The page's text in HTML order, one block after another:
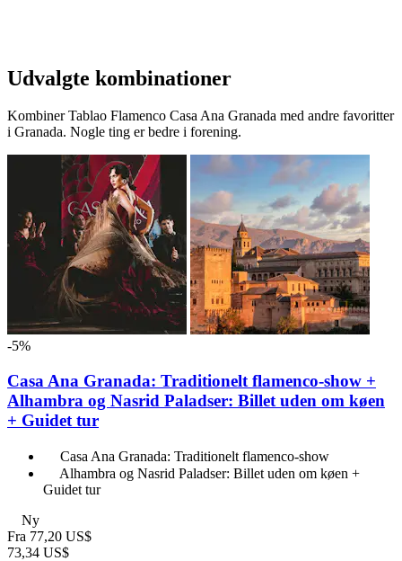
Udvalgte kombinationer
Kombiner Tablao Flamenco Casa Ana Granada med andre favoritter
i Granada. Nogle ting er bedre i forening.
-5%
Casa Ana Granada: Traditionelt flamenco-show +
Alhambra og Nasrid Paladser: Billet uden om køen
+ Guidet tur
Casa Ana Granada: Traditionelt flamenco-show
Alhambra og Nasrid Paladser: Billet uden om køen +
Guidet tur
Ny
Fra 77,20 US$
73,34 US$